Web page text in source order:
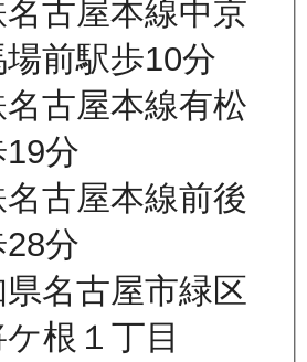
名古屋本線中京
前駅歩10分
名古屋本線有松
分
古屋本線前後
分
県名古屋市緑区
根１丁目